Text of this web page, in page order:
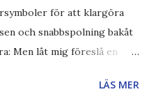
för att klargöra
och snabbspolning bakåt
Men låt mig föreslå en
Upphovsrätten //Zac,LÄS MER